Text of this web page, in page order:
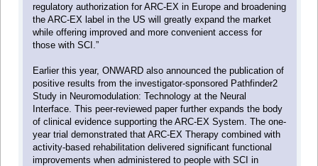
regulatory authorization for ARC-EX in Europe and broadening
the ARC-EX label in the US will greatly expand the market
while offering improved and more convenient access for
those with SCI.”
Earlier this year, ONWARD also announced the publication of
positive results from the investigator-sponsored Pathfinder2
Study in Neuromodulation: Technology at the Neural
Interface. This peer-reviewed paper further expands the body
of clinical evidence supporting the ARC-EX System. The one-
year trial demonstrated that ARC-EX Therapy combined with
activity-based rehabilitation delivered significant functional
improvements when administered to people with SCI in